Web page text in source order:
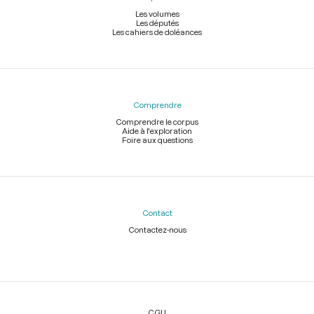
Les volumes
Les députés
Les cahiers de doléances
Comprendre
Comprendre le corpus
Aide à l'exploration
Foire aux questions
Contact
Contactez-nous
Légal